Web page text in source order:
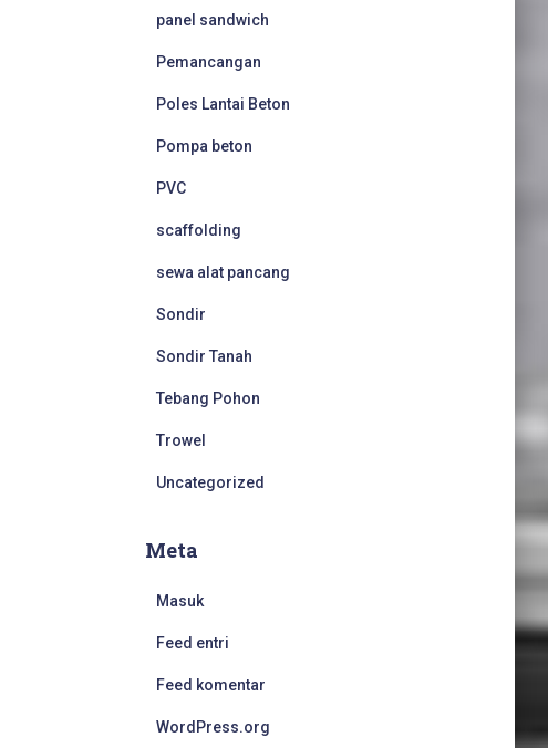
panel sandwich
Pemancangan
Poles Lantai Beton
Pompa beton
PVC
scaffolding
sewa alat pancang
Sondir
Sondir Tanah
Tebang Pohon
Trowel
Uncategorized
Meta
Masuk
Feed entri
Feed komentar
WordPress.org